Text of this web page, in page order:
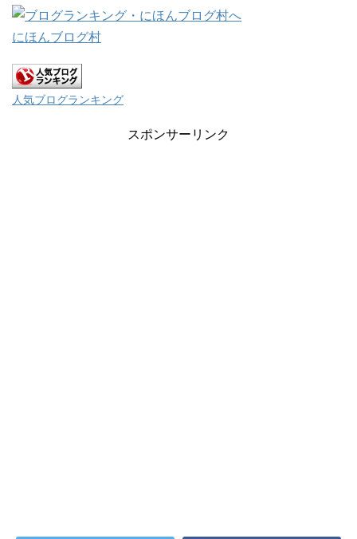
にほんブログ村
人気ブログランキング
スポンサーリンク